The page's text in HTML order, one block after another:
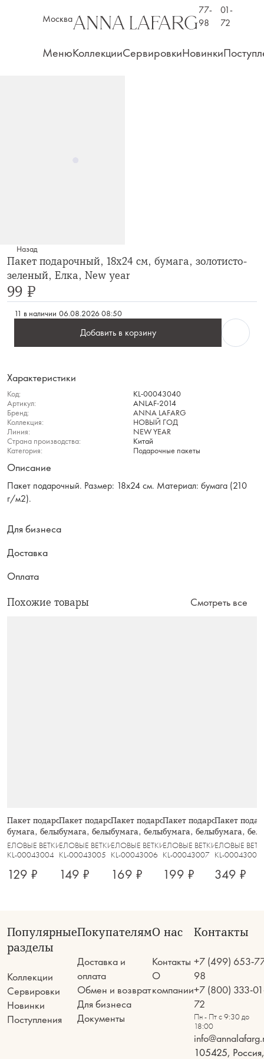
Москва
77-
98
01-
72
МенюКоллекцииСервировкиНовинки
Назад
Пакет подарочный, 18х24 см, бумага, золотисто-
зеленый, Елка, New year
99 ₽
11 в наличии 06.08.2026 08:50
Добавить в корзину
Характеристики
Код:
KL-00043040
Артикул:
ANLAF-2014
Бренд:
ANNA LAFARG
Коллекция:
НОВЫЙ ГОД
Линия:
NEW YEAR
Страна производства:
Китай
Категория:
Подарочные пакеты
Описание
Пакет подарочный. Размер: 18х24 см. Материал: бумага (210
г/м2).
Для бизнеса
Доставка
Оплата
Похожие товары Смотреть все
Пакет подарочный, 12х16 см,
бумага, белый, Конь, White horse
ЕЛОВЫЕ ВЕТКИ
KL-00043004
129 ₽
Пакет подарочный, 18х24 см,
бумага, белый, Конь, White horse
ЕЛОВЫЕ ВЕТКИ
KL-00043005
149 ₽
Пакет подарочный, 26х32 см,
бумага, белый, Конь, White horse
ЕЛОВЫЕ ВЕТКИ
KL-00043006
169 ₽
Пакет подарочный,
бумага, белый, Конь,
ЕЛОВЫЕ ВЕТКИ
KL-00043007
199 ₽
Пакет
бумага,
ЕЛОВЫЕ
KL-00043008
349 ₽
Популярные
разделы
Коллекции
Сервировки
Новинки
Поступления
Покупателям
Доставка и
оплата
Обмен и возврат
Для бизнеса
Документы
О нас
Контакты
О
компании
Контакты
+7 (499) 653-
98
+7 (800) 333-
72
Пн - Пт с 9:30 до
18:00
105425, Россия,